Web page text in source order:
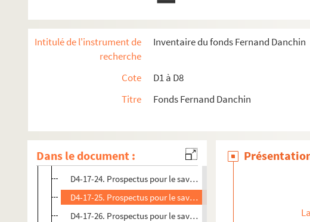
Intitulé de l'instrument de
recherche
Inventaire du fonds Fernand Danchin
Cote
D1 à D8
Titre
Fonds Fernand Danchin
Dans le document :
D4-17-16. Vor Salle, entrepôt général des parfumeries
D4-17-17. Vor Salle, entrepôt général des parfumeries
D4-17-20. Calendrier publicitaire Céphalique St Michel
D4-17-22. Brasserie Ste Marie Madeleine
D4-17-23. Carte postale Brasserie Vauban
D4-17-24. Prospectus pour le savon de ménage Sunlight,
D4-17-25. Prospectus pour le savon de ménage Sunlight
D4-17-26. Prospectus pour le savon de ménage Sunlight